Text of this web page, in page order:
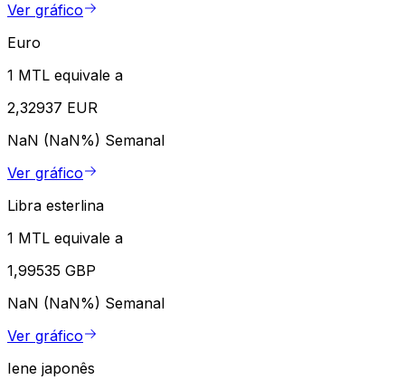
Ver gráfico
Euro
1 MTL equivale a
2,32937 EUR
NaN (NaN%) Semanal
Ver gráfico
Libra esterlina
1 MTL equivale a
1,99535 GBP
NaN (NaN%) Semanal
Ver gráfico
Iene japonês